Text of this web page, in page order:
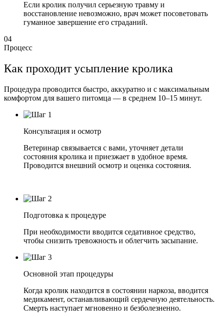
Если кролик получил серьезную травму и
восстановление невозможно, врач может посоветовать
гуманное завершение его страданий.
04
Процесс
Как проходит усыпление кролика
Процедура проводится быстро, аккуратно и с максимальным
комфортом для вашего питомца — в среднем 10–15 минут.
Консультация и осмотр
Ветеринар связывается с вами, уточняет детали
состояния кролика и приезжает в удобное время.
Проводится внешний осмотр и оценка состояния.
Подготовка к процедуре
При необходимости вводится седативное средство,
чтобы снизить тревожность и облегчить засыпание.
Основной этап процедуры
Когда кролик находится в состоянии наркоза, вводится
медикамент, останавливающий сердечную деятельность.
Смерть наступает мгновенно и безболезненно.